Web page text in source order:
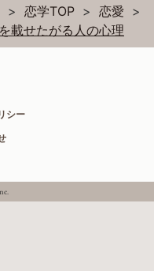
恋学TOP
恋愛
載せたがる人の心理
シー